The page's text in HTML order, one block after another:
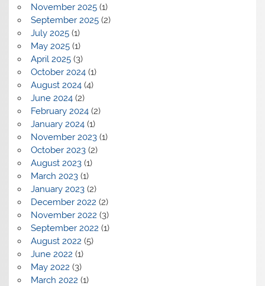
November 2025(1)
September 2025(2)
July 2025(1)
May 2025(1)
April 2025(3)
October 2024(1)
August 2024(4)
June 2024(2)
February 2024(2)
January 2024(1)
November 2023(1)
October 2023(2)
August 2023(1)
March 2023(1)
January 2023(2)
December 2022 (2)
November 2022 (3)
September 2022 (1)
August 2022 (5)
June 2022 (1)
May 2022 (3)
March 2022 (1)